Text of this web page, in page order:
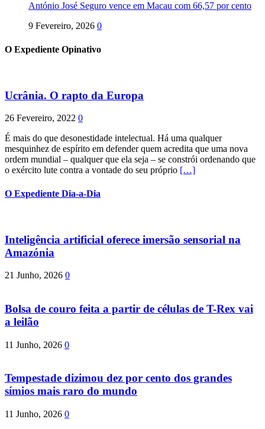
António José Seguro vence em Macau com 66,57 por cento
9 Fevereiro, 2026 0
O Expediente Opinativo
Ucrânia. O rapto da Europa
26 Fevereiro, 2022 0
É mais do que desonestidade intelectual. Há uma qualquer
mesquinhez de espírito em defender quem acredita que uma nova
ordem mundial – qualquer que ela seja – se constrói ordenando que
o exército lute contra a vontade do seu próprio […]
O Expediente Dia-a-Dia
Inteligência artificial oferece imersão sensorial na
Amazónia
21 Junho, 2026 0
Bolsa de couro feita a partir de células de T-Rex vai
a leilão
11 Junho, 2026 0
Tempestade dizimou dez por cento dos grandes
símios mais raro do mundo
11 Junho, 2026 0